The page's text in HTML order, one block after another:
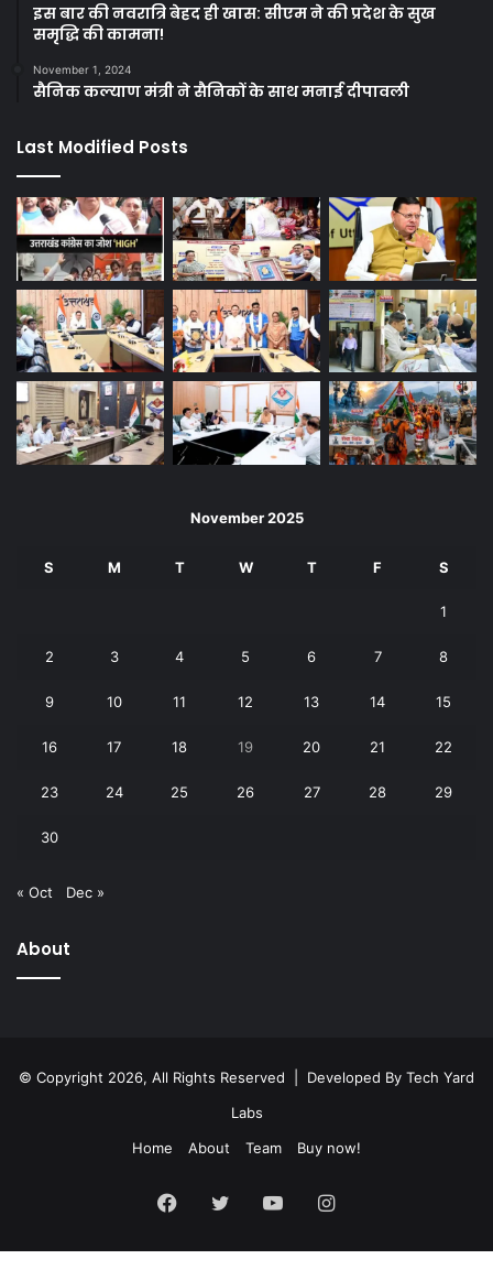
इस बार की नवरात्रि बेहद ही खास: सीएम ने की प्रदेश के सुख
समृद्धि की कामना!
November 1, 2024
सैनिक कल्याण मंत्री ने सैनिकों के साथ मनाई दीपावली
Last Modified Posts
November 2025
S M T W T F S
1
2 3 4 5 6 7 8
9 10 11 12 13 14 15
16 17 18 19 20 21 22
23 24 25 26 27 28 29
30
« Oct Dec »
About
© Copyright 2026, All Rights Reserved | Developed By Tech Yard
Labs
Home
About Team Buy now!
Facebook
Twitter YouTubeInstagram